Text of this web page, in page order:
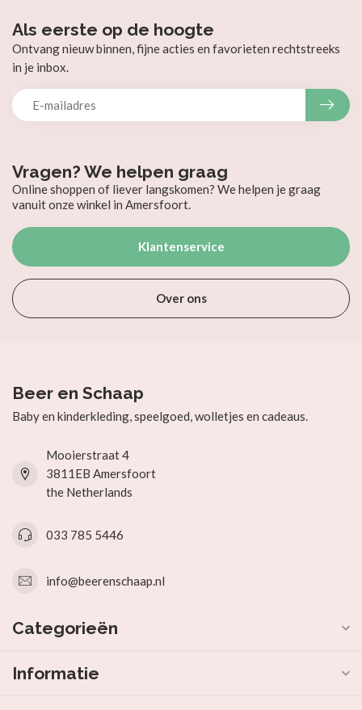
Vragen? We helpen graag
Online shoppen of liever langskomen? We helpen je graag
vanuit onze winkel in Amersfoort.
Klantenservice
Over ons
Als eerste op de hoogte
Ontvang nieuw binnen, fijne acties en favorieten rechtstreeks
in je inbox.
Beer en Schaap
Baby en kinderkleding, speelgoed, wolletjes en cadeaus.
Mooierstraat 4
3811EB Amersfoort
the Netherlands
033 785 5446
info@beerenschaap.nl
Categorieën
Informatie